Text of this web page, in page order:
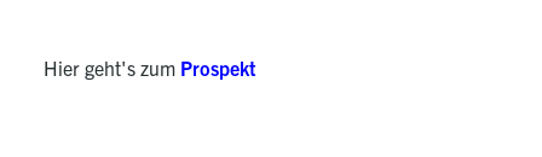
Hier geht's zum Prospekt